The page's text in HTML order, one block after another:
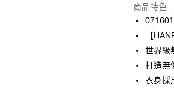
合作金
華南商
國泰世
臺灣中
LINE Pay
悠遊付
商品特色
【
世界級
打造無
衣身採